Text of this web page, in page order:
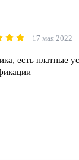
17 мая 2022
есть платные